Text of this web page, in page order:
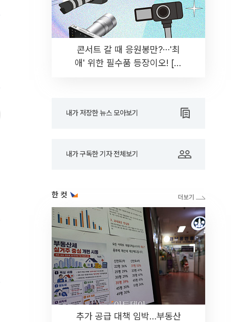
콘서트 갈 때 응원봉만?⋯'최
애' 위한 필수품 등장이오! [솔
내가 저장한 뉴스 모아보기
내가 구독한 기자 전체보기
한 컷
추가 공급 대책 임박…부동산